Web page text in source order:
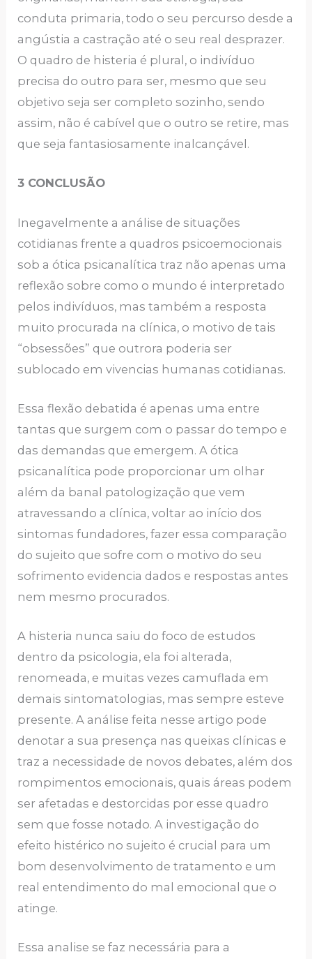
conduta primaria, todo o seu percurso desde a
angústia a castração até o seu real desprazer.
O quadro de histeria é plural, o indivíduo
precisa do outro para ser, mesmo que seu
objetivo seja ser completo sozinho, sendo
assim, não é cabível que o outro se retire, mas
que seja fantasiosamente inalcançável.
3 CONCLUSÃO
Inegavelmente a análise de situações
cotidianas frente a quadros psicoemocionais
sob a ótica psicanalítica traz não apenas uma
reflexão sobre como o mundo é interpretado
pelos indivíduos, mas também a resposta
muito procurada na clínica, o motivo de tais
“obsessões” que outrora poderia ser
sublocado em vivencias humanas cotidianas.
Essa flexão debatida é apenas uma entre
tantas que surgem com o passar do tempo e
das demandas que emergem. A ótica
psicanalítica pode proporcionar um olhar
além da banal patologização que vem
atravessando a clínica, voltar ao início dos
sintomas fundadores, fazer essa comparação
do sujeito que sofre com o motivo do seu
sofrimento evidencia dados e respostas antes
nem mesmo procurados.
A histeria nunca saiu do foco de estudos
dentro da psicologia, ela foi alterada,
renomeada, e muitas vezes camuflada em
demais sintomatologias, mas sempre esteve
presente. A análise feita nesse artigo pode
denotar a sua presença nas queixas clínicas e
traz a necessidade de novos debates, além dos
rompimentos emocionais, quais áreas podem
ser afetadas e destorcidas por esse quadro
sem que fosse notado. A investigação do
efeito histérico no sujeito é crucial para um
bom desenvolvimento de tratamento e um
real entendimento do mal emocional que o
atinge.
Essa analise se faz necessária para a